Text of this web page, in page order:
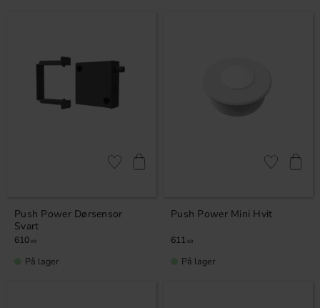
Push Power Dørsensor
Svart
610 KR
Lagre som favoritt
På lager
Push Power Mini Hvit
611 KR
Lagre som
På lager